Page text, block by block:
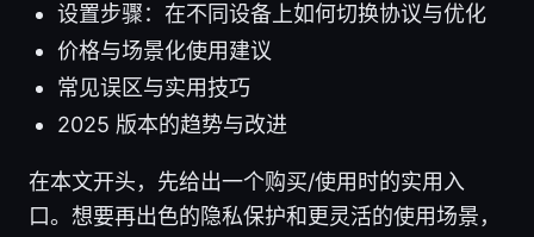
设置步骤：在不同设备上如何切换协议与优化
价格与场景化使用建议
常见误区与实用技巧
2025 版本的趋势与改进
在本文开头，先给出一个购买/使用时的实用入
口。想要再出色的隐私保护和更灵活的使用场景，